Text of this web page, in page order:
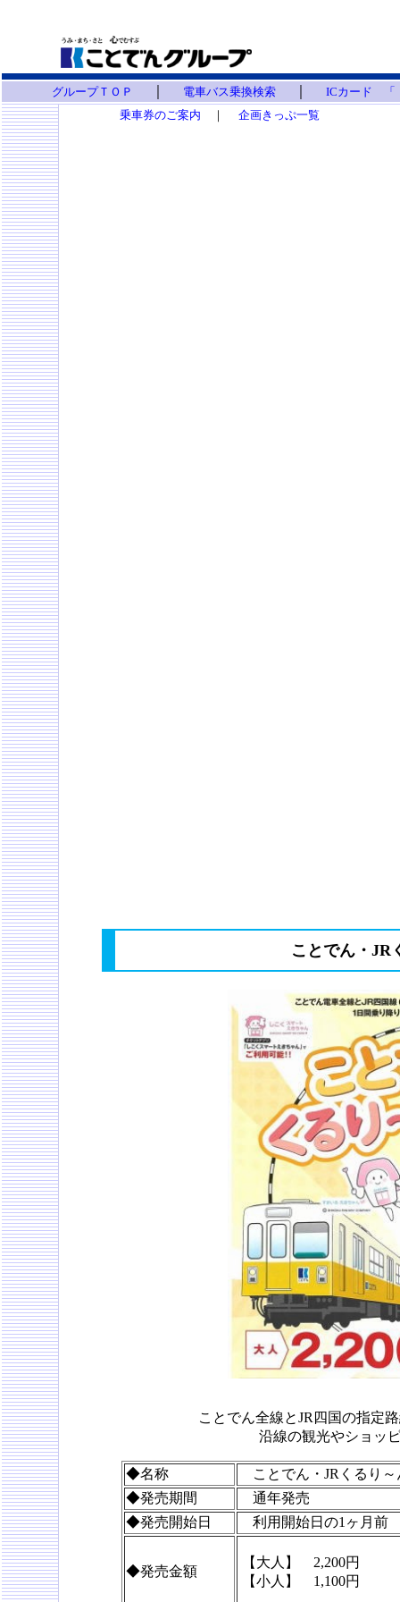
グループＴＯＰ 電車バス乗換検索
ICカード 「
乗車券のご案内 ｜ 企画きっぷ一覧
ことでん・JR
ことでん全線とJR四国の指定
沿線の観光やショッ
◆名称
ことでん・JRくるり
◆発売期間
通年発売
◆発売開始日
利用開始日の1ヶ月前
◆発売金額
【大人】 2,200円
【小人】 1,100円